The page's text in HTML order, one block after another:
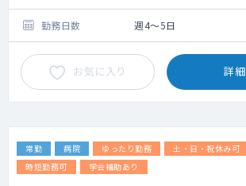
コマ
病棟：10名程度（主治医
訪問診療：1コマ/週
※関連の診療所に週１コ
だきます。
14:00～16:00 対応人
ライバーが運転いたしま
勤務日数 週4～5日
お気に入り 詳
常勤 病院 ゆったり勤務 土・日・祝休み可
時短勤務可
学会補助あり